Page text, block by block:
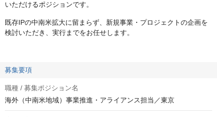
いただけるポジションです。
既存IPの中南米拡大に留まらず、新規事業・プロジェクトの企画を
検討いただき、実行までをお任せします。
募集要項
職種 / 募集ポジション名
海外（中南米地域）事業推進・アライアンス担当／東京